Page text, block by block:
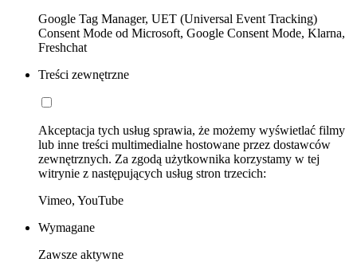
Google Tag Manager, UET (Universal Event Tracking)
Consent Mode od Microsoft, Google Consent Mode, Klarna,
Freshchat
Treści zewnętrzne
Akceptacja tych usług sprawia, że możemy wyświetlać filmy
lub inne treści multimedialne hostowane przez dostawców
zewnętrznych. Za zgodą użytkownika korzystamy w tej
witrynie z następujących usług stron trzecich:
Vimeo, YouTube
Wymagane
Zawsze aktywne